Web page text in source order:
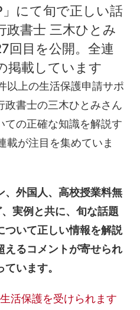
にて旬で正しい話
政書士 三木ひとみ
回目を公開。全連
掲載しています
以上の生活保護申請サポ
政書士の三木ひとみさん
ての正確な知識を解説す
載が注目を集めていま
、外国人、高校授業料無
実例と共に、旬な話題
ついて正しい情報を解説
えるコメントが寄せられ
います。
活保護を受けられます